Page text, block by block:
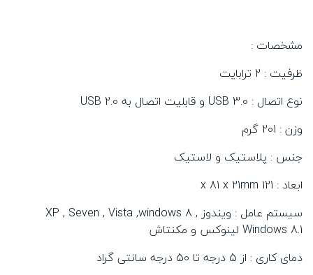
مشخصات :
ظرفیت : 2 ترابایت
نوع اتصال : USB 3.0 و قابلیت اتصال به USB 2.0
وزن : 201 گرم
جنس : پلاستیک و لاستیک
ابعاد : 121 x 81 x 21mm
سیستم عامل : ویندوز XP , Seven , Vista ,windows 8 ,
Windows 8.1 لینوکس و مکنتاش
دمای کاری : از 5 درجه تا 50 درجه سانتی گراد